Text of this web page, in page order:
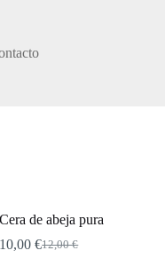
Cera de abeja pura
12,00€
El
10,00€El